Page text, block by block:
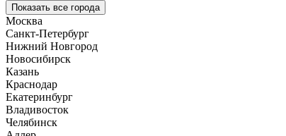
Показать все города
Москва
Санкт-Петербург
Нижний Новгород
Новосибирск
Казань
Краснодар
Екатеринбург
Владивосток
Челябинск